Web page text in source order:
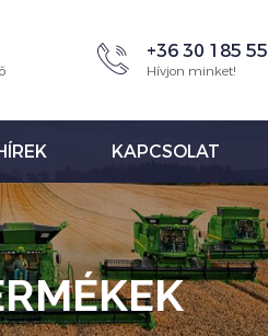
+36 30 185
Hívjon minket!
KAPCSOLAT